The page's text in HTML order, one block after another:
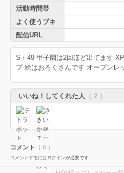
活動時間帯
よく使うブキ
配信URL
S＋49 甲子園は2回ほど出てます
プ 絵はおろくさんです オープンレ
いいね！してくれた人 （ 2 ）
コメント （ 0 ）
コメントするにはログインが必要です